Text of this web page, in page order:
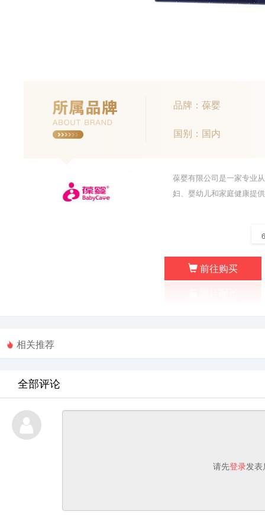
品牌：葆婴
国别：国内
葆婴有限公司是一家专业
妇、婴幼儿和家庭健康提
前往购买
相关推荐
全部评论
请先登录发表